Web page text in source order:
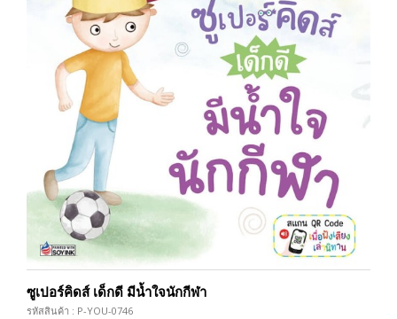
ซูเปอร์คิดส์ เด็กดี มีน้ำใจนักกีฬา
รหัสสินค้า : P-YOU-0746